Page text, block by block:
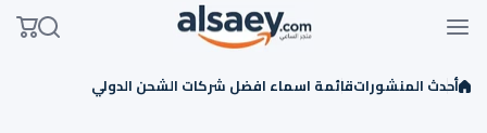
Skip to content
أحدث المنشوراتقائمة اسماء افضل شركات الشحن الدولي